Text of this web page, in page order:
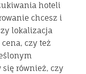
hoteli
chcesz i
lokalizacja
czy też
się również, czy